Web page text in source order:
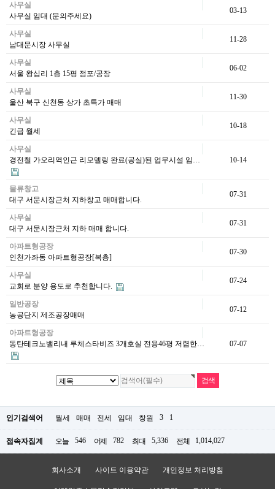
사무실
사무실 임대 (문의주세요)
03-13
사무실
남대문시장 사무실
11-28
사무실
서울 왕십리 1층 15평 점포/공장
06-02
사무실
울산 북구 신천동 상가 초특가 매매
11-30
사무실
긴급 월세
10-18
사무실
경전철 가오리역인근 리모델링 완료(공실)된 업무시설 임…
10-14
물류창고
대구 서문시장근처 지하창고 매매합니다.
07-31
사무실
대구 서문시장근처 지하 매매 합니다.
07-31
아파트형공장
인천가좌동 아파트형공장[복층]
07-30
사무실
교회로 분양 용도로 추천합니다.
07-24
일반공장
농공단지 제조공장매매
07-12
아파트형공장
동탄테크노밸리내 루체스타비즈 3개호실 전용46평 저렴한…
07-07
인기검색어 월세 매매 전세 임대 창원 3 1
접속자집계 오늘 546 어제 782 최대 5,336 전체 1,014,027
회사소개 사이트 이용약관 개인정보 처리방침